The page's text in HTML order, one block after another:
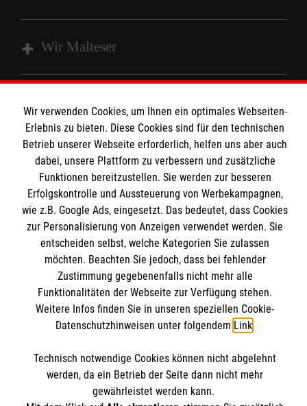
Wir Malteser
Angebote und Leistungen
Unsere Kurse
Mitarbeiten
Wir Malteser
Informationen
Kontakt
Pressestelle
Impressum
Datenschutz
Malteser online
Malteserorden
Malteser International
Sharepoint
Spendenkonto
Empfänger: Malteser Hilfsdienst e.V.
BIC: GENODED 1PA7
Soziale Netzwerke
Wir verwenden Cookies, um Ihnen ein optimales Webseiten-
Erlebnis zu bieten. Diese Cookies sind für den technischen
Betrieb unserer Webseite erforderlich, helfen uns aber auch
dabei, unsere Plattform zu verbessern und zusätzliche
Funktionen bereitzustellen. Sie werden zur besseren
Erfolgskontrolle und Aussteuerung von Werbekampagnen,
wie z.B. Google Ads, eingesetzt. Das bedeutet, dass Cookies
zur Personalisierung von Anzeigen verwendet werden. Sie
entscheiden selbst, welche Kategorien Sie zulassen
möchten. Beachten Sie jedoch, dass bei fehlender
Zustimmung gegebenenfalls nicht mehr alle
Funktionalitäten der Webseite zur Verfügung stehen.
Weitere Infos finden Sie in unseren speziellen Cookie-
Datenschutzhinweisen unter folgendem Link.
Technisch notwendige Cookies können nicht abgelehnt
werden, da ein Betrieb der Seite dann nicht mehr
gewährleistet werden kann.